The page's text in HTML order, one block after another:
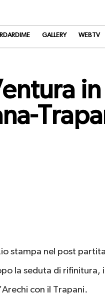
GALLERY WEBTV
stampa nel post
la seduta di rifinitura,
con il Trapani.